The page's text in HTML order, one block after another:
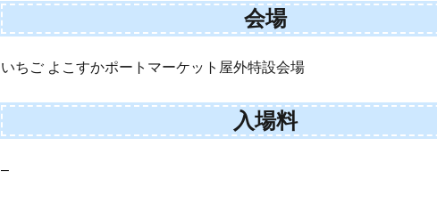
会場
いちご よこすかポートマーケット屋外特設会場
入場料
–